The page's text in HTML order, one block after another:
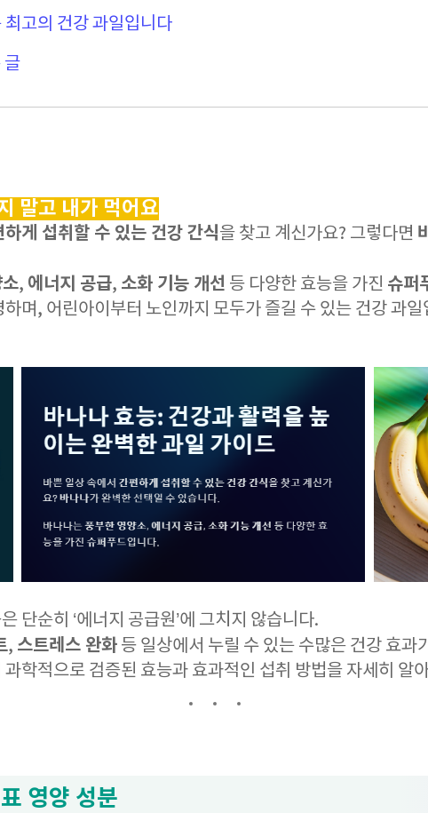
최고의 건강 과일입니다
글
말고 내가 먹어요
하게 섭취할 수 있는 건강 간식을 찾고 계신가요? 그렇다면
, 에너지 공급, 소화 기능 개선 등 다양한 효능을 가진 슈퍼
며, 어린아이부터 노인까지 모두가 즐길 수 있는 건강 과일
단순히 ‘에너지 공급원’에 그치지 않습니다.
, 스트레스 완화 등 일상에서 누릴 수 있는 수많은 건강 효과
과학적으로 검증된 효능과 효과적인 섭취 방법을 자세히 알
영양 성분